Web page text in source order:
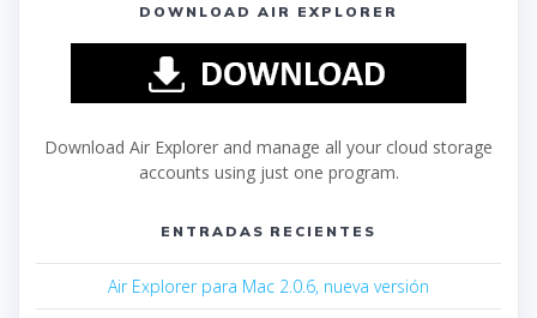
DOWNLOAD AIR EXPLORER
Download Air Explorer and manage all your cloud storage
accounts using just one program.
ENTRADAS RECIENTES
Air Explorer para Mac 2.0.6, nueva versión